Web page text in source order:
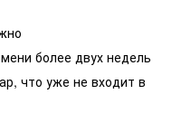
более двух недель
что уже не входит в